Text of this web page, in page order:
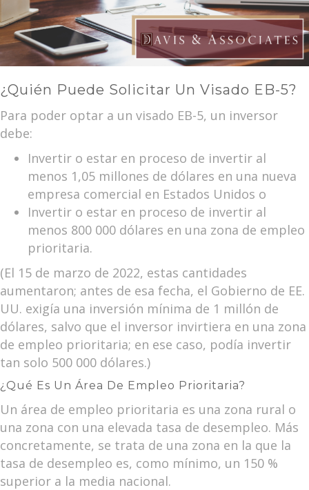
¿Quién Puede Solicitar Un Visado EB-5?
Para poder optar a un visado EB-5, un inversor
debe:
Invertir o estar en proceso de invertir al
menos 1,05 millones de dólares en una nueva
empresa comercial en Estados Unidos o
Invertir o estar en proceso de invertir al
menos 800 000 dólares en una zona de empleo
prioritaria.
(El 15 de marzo de 2022, estas cantidades
aumentaron; antes de esa fecha, el Gobierno de EE.
UU. exigía una inversión mínima de 1 millón de
dólares, salvo que el inversor invirtiera en una zona
de empleo prioritaria; en ese caso, podía invertir
tan solo 500 000 dólares.)
¿Qué Es Un Área De Empleo Prioritaria?
Un área de empleo prioritaria es una zona rural o
una zona con una elevada tasa de desempleo. Más
concretamente, se trata de una zona en la que la
tasa de desempleo es, como mínimo, un 150 %
superior a la media nacional.